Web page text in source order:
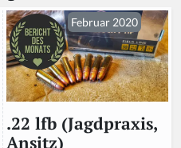
Februar 2020
.22 lfb (Jagdpraxis,
Ansitz)